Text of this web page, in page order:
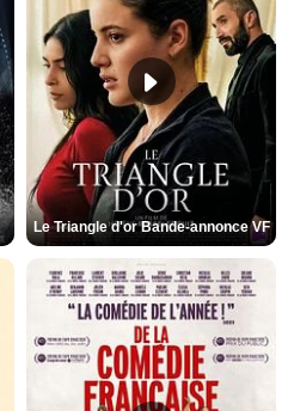
Le Triangle d'or Bande-annonce VF